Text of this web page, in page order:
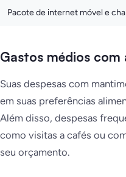
Pacote de internet móvel e
Gastos médios com
Suas despesas com
em suas preferências
Além disso, despesas
como visitas a cafés ou
seu orçamento.